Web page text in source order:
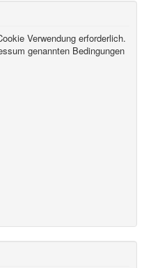
Verwendung erforderlich.
genannten Bedingungen